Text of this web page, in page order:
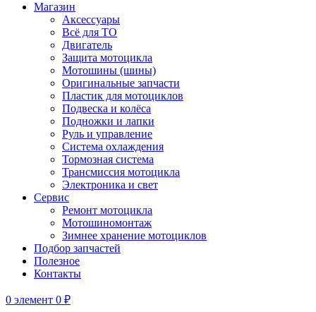
Магазин
Аксессуары
Всё для ТО
Двигатель
Защита мотоцикла
Мотошины (шины)
Оригинальные запчасти
Пластик для мотоциклов
Подвеска и колёса
Подножки и лапки
Руль и управление
Система охлаждения
Тормозная система
Трансмиссия мотоцикла
Электроника и свет
Сервис
Ремонт мотоцикла
Мотошиномонтаж
Зимнее хранение мотоциклов
Подбор запчастей
Полезное
Контакты
0 элемент 0 ₽